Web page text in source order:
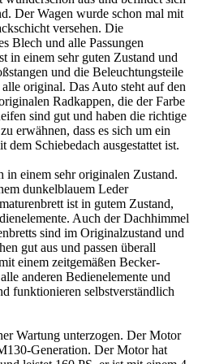
Der Wagen wurde schon mal mit
versehen. Die
Blech und alle Passungen
in einem sehr guten Zustand und
und die Beleuchtungsteile
original. Das Auto steht auf den
Radkappen, die der Farbe
sind gut und haben die richtige
erwähnen, dass es sich um ein
Schiebedach ausgestattet ist.
in einem sehr originalen Zustand.
dunkelblauem Leder
ist in gutem Zustand,
Auch der Dachhimmel
sind im Originalzustand und
gut aus und passen überall
einem zeitgemäßen Becker-
anderen Bedienelemente und
funktionieren selbstverständlich
Wartung unterzogen. Der Motor
Generation. Der Motor hat